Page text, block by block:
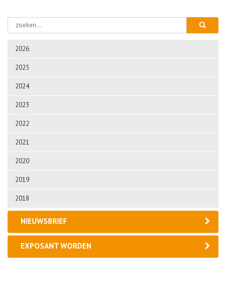
2026
2025
2024
2023
2022
2021
2020
2019
2018
NIEUWSBRIEF
EXPOSANT WORDEN